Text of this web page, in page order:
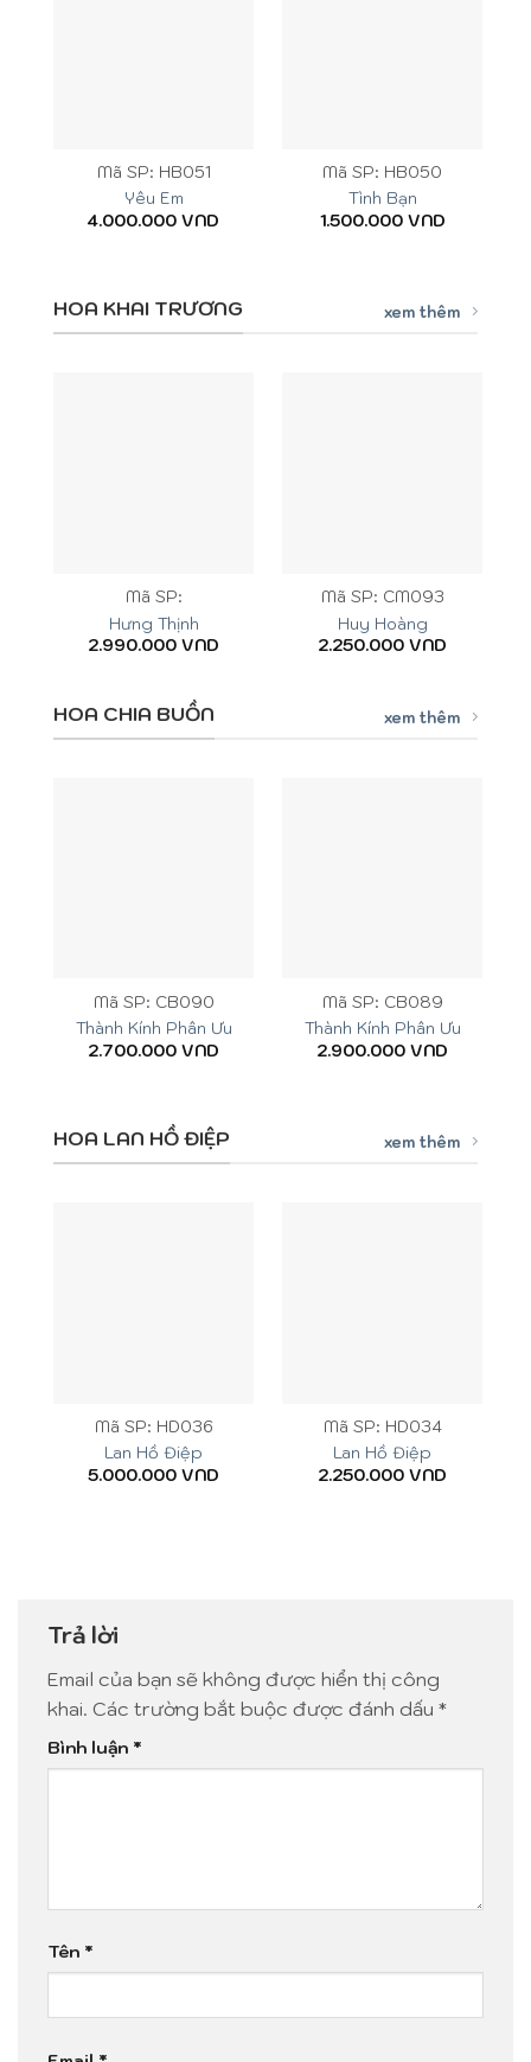
Mã SP: HB051
Yêu Em
4.000.000 VND
Mã SP: HB050
Tình Bạn
1.500.000VND
HOA KHAI TRƯƠNG xem thêm
Mã SP:
Hưng Thịnh
2.990.000 VND
Mã SP: CM093
Huy Hoàng
2.250.000 VND
HOA CHIA BUỒN xem thêm
Mã SP: CB090
Thành Kính Phân Ưu
2.700.000 VND
Mã SP: CB089
Thành Kính Phân Ưu
2.900.000 VND
HOA LAN HỒ ĐIỆP xem thêm
Mã SP: HD036
Lan Hồ Điệp
5.000.000 VND
Mã SP: HD034
Lan Hồ Điệp
2.250.000 VND
Trả lời
Email của bạn sẽ không được hiển thị công
khai. Các trường bắt buộc được đánh dấu *
Bình luận *
Tên *